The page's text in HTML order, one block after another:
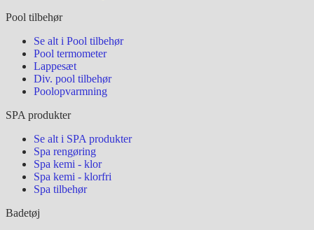
Pool tilbehør
Se alt i Pool tilbehør
Pool termometer
Lappesæt
Div. pool tilbehør
Poolopvarmning
SPA produkter
Se alt i SPA produkter
Spa rengøring
Spa kemi - klor
Spa kemi - klorfri
Spa tilbehør
Badetøj